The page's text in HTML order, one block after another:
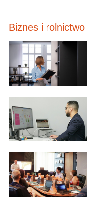
Biznes i rolnictwo